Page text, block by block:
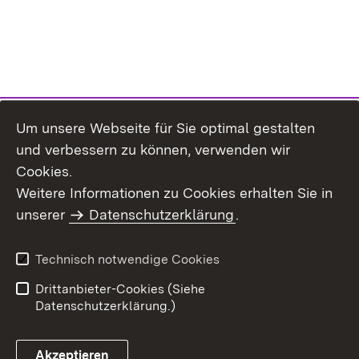
Um unsere Webseite für Sie optimal gestalten
und verbessern zu können, verwenden wir
Cookies.
Weitere Informationen zu Cookies erhalten Sie in
unserer
Datenschutzerklärung.
Technisch notwendige Cookies
Drittanbieter-Cookies (Siehe
Datenschutzerklärung.)
Akzeptieren